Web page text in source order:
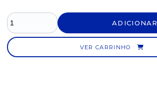
SUPORTE LIMPA TUDO BRASLIMPIAADICIONAR
VER CARRINHO